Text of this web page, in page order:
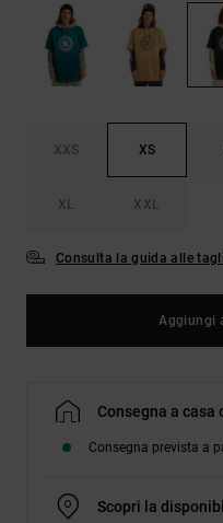
risposte
alle
domande
più
modulo di
contatto.
XXS XS
XL XXL
Consulta la guida alle
Aggiungi
Consegna a
Consegna prevista a
Scopri la